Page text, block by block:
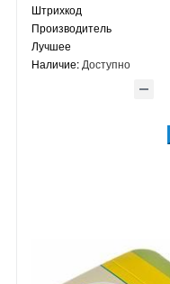
Штрихкод
Производитель
Лучшее
Наличие: Доступно